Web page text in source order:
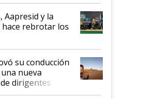
Aapresid y la
rebrotar los
su conducción
nueva
dirigentes